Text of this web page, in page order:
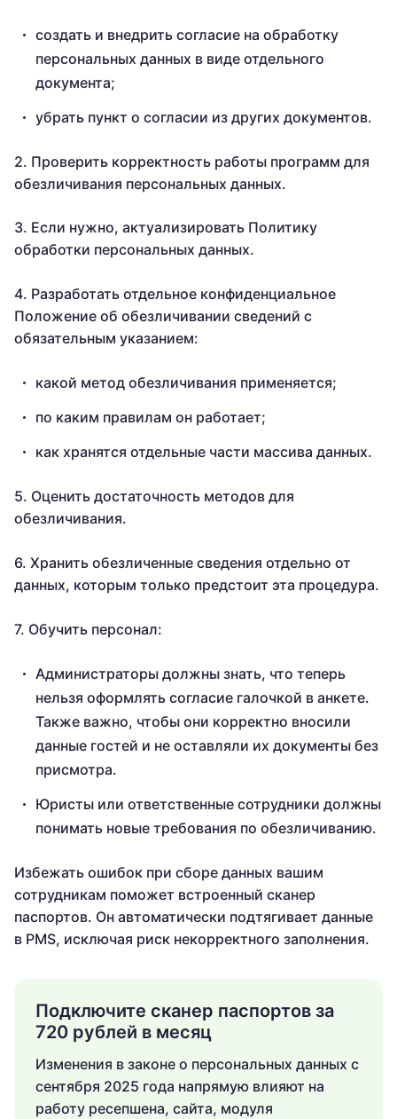
создать и внедрить согласие на обработку
персональных данных в виде отдельного
документа;
убрать пункт о согласии из других документов.
2. Проверить корректность работы программ для
обезличивания персональных данных.
3. Если нужно, актуализировать Политику
обработки персональных данных.
4. Разработать отдельное конфиденциальное
Положение об обезличивании сведений с
обязательным указанием:
какой метод обезличивания применяется;
по каким правилам он работает;
как хранятся отдельные части массива данных.
5. Оценить достаточность методов для
обезличивания.
6. Хранить обезличенные сведения отдельно от
данных, которым только предстоит эта процедура.
7. Обучить персонал:
Администраторы должны знать, что теперь
нельзя оформлять согласие галочкой в анкете.
Также важно, чтобы они корректно вносили
данные гостей и не оставляли их документы без
присмотра.
Юристы или ответственные сотрудники должны
понимать новые требования по обезличиванию.
Избежать ошибок при сборе данных вашим
сотрудникам поможет встроенный сканер
паспортов. Он автоматически подтягивает данные
в PMS, исключая риск некорректного заполнения.
Подключите сканер паспортов за
720 рублей в месяц
Изменения в законе о персональных данных с
сентября 2025 года напрямую влияют на
работу ресепшена, сайта, модуля